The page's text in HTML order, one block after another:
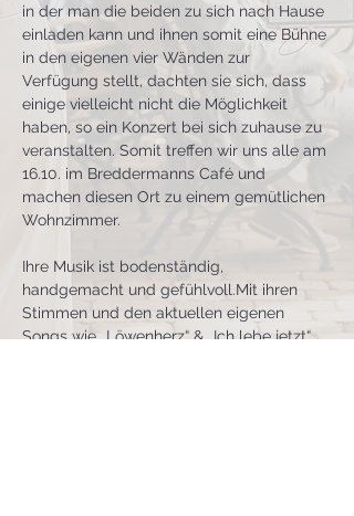
in der man die beiden zu sich nach Hause
einladen kann und ihnen somit eine Bühne
in den eigenen vier Wänden zur
Verfügung stellt, dachten sie sich, dass
einige vielleicht nicht die Möglichkeit
haben, so ein Konzert bei sich zuhause zu
veranstalten. Somit treffen wir uns alle am
16.10. im Breddermanns Café und
machen diesen Ort zu einem gemütlichen
Wohnzimmer.
Ihre Musik ist bodenständig,
handgemacht und gefühlvoll.Mit ihren
Stimmen und den aktuellen eigenen
Songs wie „Löwenherz“ & „Ich lebe jetzt“